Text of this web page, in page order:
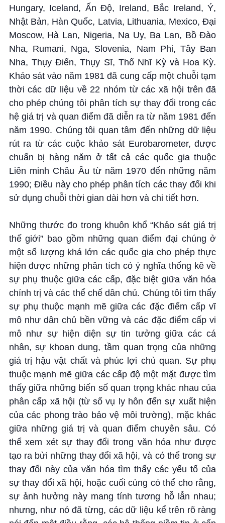
Hungary, Iceland, Ấn Độ, Ireland, Bắc Ireland, Ý,
Nhật Bản, Hàn Quốc, Latvia, Lithuania, Mexico, Đại
Moscow, Hà Lan, Nigeria, Na Uy, Ba Lan, Bồ Đào
Nha, Rumani, Nga, Slovenia, Nam Phi, Tây Ban
Nha, Thụy Điển, Thụy Sĩ, Thổ Nhĩ Kỳ và Hoa Kỳ.
Khảo sát vào năm 1981 đã cung cấp một chuỗi tạm
thời các dữ liệu về 22 nhóm từ các xã hội trên đã
cho phép chúng tôi phân tích sự thay đổi trong các
hệ giá trị và quan điểm đã diễn ra từ năm 1981 đến
năm 1990. Chúng tôi quan tâm đến những dữ liệu
rút ra từ các cuộc khảo sát Eurobarometer, được
chuẩn bị hàng năm ở tất cả các quốc gia thuộc
Liên minh Châu Âu từ năm 1970 đến những năm
1990; Điều này cho phép phân tích các thay đổi khi
sử dụng chuỗi thời gian dài hơn và chi tiết hơn.
Những thước đo trong khuôn khổ “Khảo sát giá trị
thế giới” bao gồm những quan điểm đại chúng ở
một số lượng khá lớn các quốc gia cho phép thực
hiện được những phân tích có ý nghĩa thống kê về
sự phụ thuộc giữa các cấp, đặc biệt giữa văn hóa
chính trị và các thể chế dân chủ. Chúng tôi tìm thấy
sự phụ thuộc mạnh mẽ giữa các đặc điểm cấp vĩ
mô như dân chủ bền vững và các đặc điểm cấp vi
mô như sự hiện diện sự tin tưởng giữa các cá
nhân, sự khoan dung, tầm quan trọng của những
giá trị hậu vật chất và phúc lợi chủ quan. Sự phụ
thuộc mạnh mẽ giữa các cấp độ một mặt được tìm
thấy giữa những biến số quan trọng khác nhau của
phân cấp xã hội (từ số vụ ly hôn đến sự xuất hiện
của các phong trào bảo vệ môi trường), mặc khác
giữa những giá trị và quan điểm chuyên sâu. Có
thể xem xét sự thay đổi trong văn hóa như được
tạo ra bửi những thay đổi xã hội, và có thể trong sự
thay đổi này của văn hóa tìm thấy các yếu tố của
sự thay đổi xã hội, hoặc cuối cùng có thể cho rằng,
sự ảnh hưởng này mang tính tương hỗ lẫn nhau;
nhưng, như nó đã từng, các dữ liệu kể trên rõ ràng